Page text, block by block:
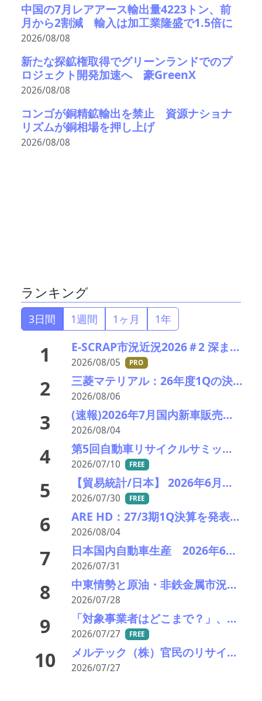
中国の7月レアアース輸出量4223トン、前
月から2割減 輸入は加工業隆盛で1.5倍に
2026/08/08
新たな探鉱権取得でグリーンランドでのプ
ロジェクト開発加速へ 豪GreenX
2026/08/08
コンゴが銅精鉱輸出を禁止 資源ナショナ
リズムが銅相場を押し上げ
2026/08/08
ランキング
3日間 1週間 1ヶ月 1年
1 E-SCRAP市況近況2026＃2 深まりゆくそれぞれの秋景色!?――ＪＸ金属、三菱マテリアルのいま
2026/08/05 PRO
2 三菱マテリアル：26年度1Qの決算説明会を開催。業績見通しを大幅上方修正
2026/08/06
3 (速報)2026年7月国内新車販売 41万7千台 前年同月比7%増加 4か月連続プラス
2026/08/04
4 第5回自動車リサイクルサミット ～再生材料をいかに使うか、違法業者対策、中古車輸出問題を語ろう～
2026/07/10 FREE
5 【貿易統計/日本】 2026年6月一覧表
2026/07/30 FREE
6 ARE HD：27/3期1Q決算を発表。業績見通し据え置き。
2026/08/04
7 日本国内自動車生産 2026年6月生産台数 73万7千台 前年同月比6.8%増加
2026/07/31
8 中東情勢と原油・非鉄金属市況の行方――エモリファンドマネジメントの江守哲氏に聞く
2026/07/28
9 「対象事業者はどこまで？」、残り２年半で細部の詰め急ぐ――環境省、第１回スクラップヤード環境対策技術検討会
2026/07/27 FREE
10 メルテック（株）官民のリサイクルループ繋ぐキープレーヤー――時代の風受け存在感
2026/07/27